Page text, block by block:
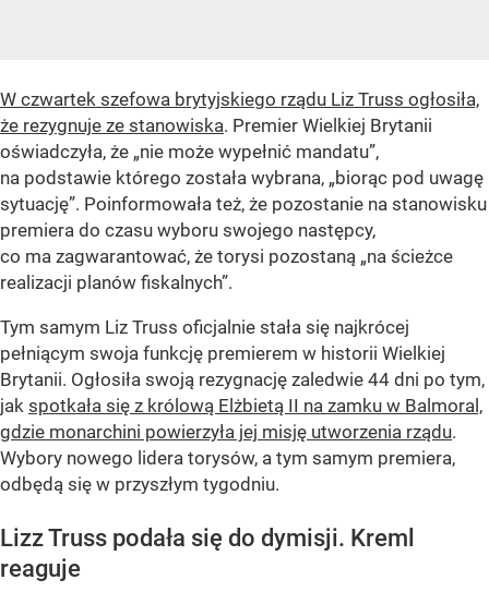
W czwartek szefowa brytyjskiego rządu Liz Truss ogłosiła,
że rezygnuje ze stanowiska. Premier Wielkiej Brytanii
oświadczyła, że „nie może wypełnić mandatu”,
na podstawie którego została wybrana, „biorąc pod uwagę
sytuację”. Poinformowała też, że pozostanie na stanowisku
premiera do czasu wyboru swojego następcy,
co ma zagwarantować, że torysi pozostaną „na ścieżce
realizacji planów fiskalnych”.
Tym samym Liz Truss oficjalnie stała się najkrócej
pełniącym swoja funkcję premierem w historii Wielkiej
Brytanii. Ogłosiła swoją rezygnację zaledwie 44 dni po tym,
jak spotkała się z królową Elżbietą II na zamku w Balmoral,
gdzie monarchini powierzyła jej misję utworzenia rządu.
Wybory nowego lidera torysów, a tym samym premiera,
odbędą się w przyszłym tygodniu.
Lizz Truss podała się do dymisji. Kreml
reaguje